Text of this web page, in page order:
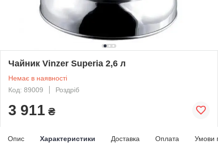
Чайник Vinzer Superia 2,6 л
Немає в наявності
Код: 89009
Роздріб
3 911 ₴
Опис Характеристики Доставка Оплата Умови